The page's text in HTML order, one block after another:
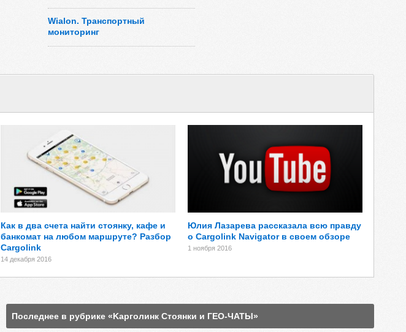
Wialon. Транспортный
мониторинг
Как в два счета найти стоянку, кафе и
банкомат на любом маршруте? Разбор
Cargolink
14 декабря 2016
Юлия Лазарева рассказала всю правду
о Cargolink Navigator в своем обзоре
1 ноября 2016
Последнее в рубрике «Kарголинк Стоянки и ГЕО-ЧАТЫ»